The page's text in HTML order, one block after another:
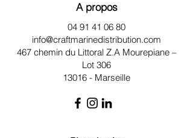
A propos
04 91 41 06 80
info@craftmarinedistribution.com
467 chemin du Littoral Z.AMourepiane –
Lot 306
13016 - Marseille